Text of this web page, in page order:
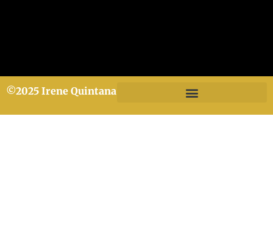
©2025 Irene Quintana